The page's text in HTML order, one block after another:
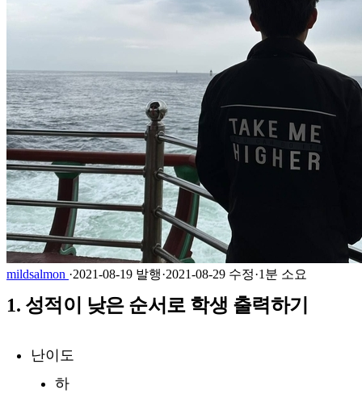
mildsalmon ·2021-08-19 발행·2021-08-29 수정·1분 소요
1. 성적이 낮은 순서로 학생 출력하기
난이도
하